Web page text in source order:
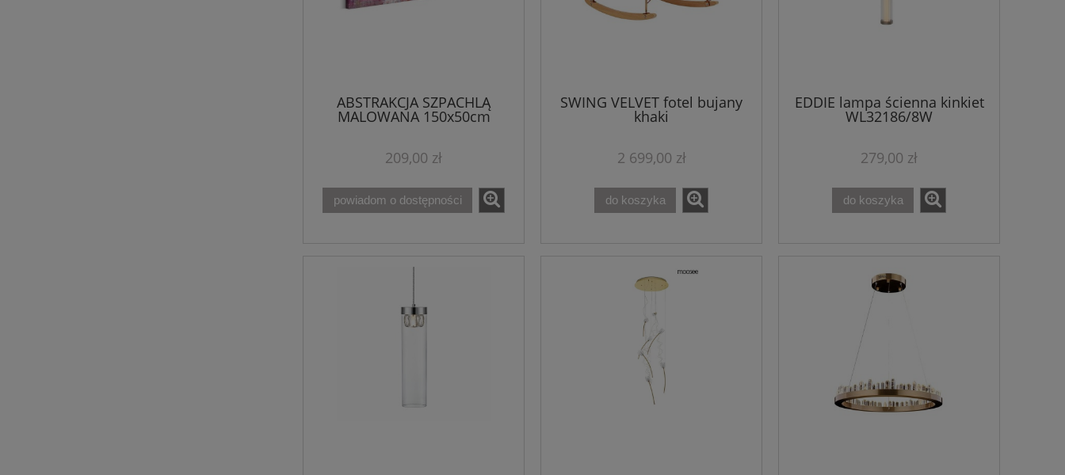
ABSTRAKCJA SZPACHLĄ
MALOWANA 150x50cm
209,00 zł
powiadom o dostępności
SWING VELVET fotel bujany
khaki
2 699,00 zł
do koszyka
EDDIE lampa ścienna kinkiet
WL32186/8W
279,00 zł
do koszyka